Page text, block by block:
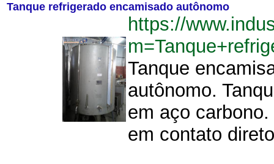
Tanque refrigerado encamisado autônomo
https://
Tanque
autônomo.
em aço
em contato